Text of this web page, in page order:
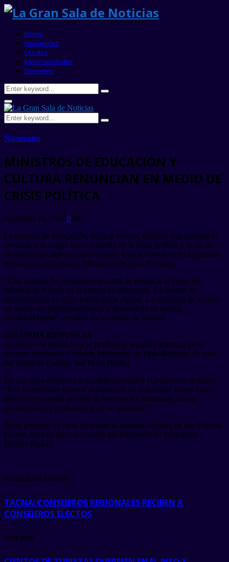
Home
Nacionales
Locales
Internacionales
Deportes
Search
for:
Search
Primary
Menu
Search
for:
Search
Nacionales
MINISTROS DE EDUCACIÓN Y
CULTURA RENUNCIAN EN MEDIO DE
CRISIS POLÍTICA
diciembre 16, 20220340
La ministra de Educación, Patricia Correa, informó esta mañana la
renuncia a su cargo. Esto en medio de la crisis política y la ola de
violencia que atraviesa nuestro país. Esta se convierte en la primera
renuncia en el Gabinete Ministerial de Dina Boluarte.
“Esta mañana he presentado mi carta de renuncia al cargo de
Ministra de Estado en la cartera de educación. La muerte de
connacionales no tiene justificación alguna. La violencia de Estado
no puede ser desproporcionada y generadora de muerte.
#NoMasMuerte”, escribió en su cuenta de Twitter.
SEGUNDA RENUNCIA
En menos de media hora se produjo la segunda renuncia en el
reciente nombrado Gabinete Ministerial de Dina Boluarte. Se trata
del titular de Cultura, Jair Pérez Brañez.
En una carta dirigida a la presidenta explicó el motivo de su retiro:
“Los lamentables sucesos acontecidos en el país que tienen como
saldo la irreparable pérdida de hermanos y hermanas, hacen
insostenible mi permanencia en su gobierno”.
Pérez presentó su carta de renuncia minutos después de que Patricia
Correa diera un paso al costado del Ministerio de Educación.
Fuente: Perú21
Publicación anterior
TACNA: CONSEJEROS REGIONALES RECIBEN A
CONSEJEROS ELECTOS
next post